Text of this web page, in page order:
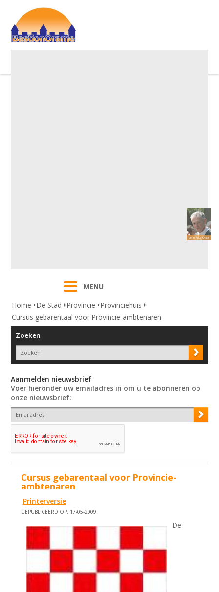
MENU
Home
De Stad Provincie
Provinciehuis
Cursus gebarentaal voor Provincie-ambtenaren
Zoeken
Aanmelden nieuwsbrief
Voer hieronder uw emailadres in om u te abonneren op
onze nieuwsbrief:
Cursus gebarentaal voor Provincie-
ambtenaren
Printerversie
GEPUBLICEERD OP: 17-05-2009
De